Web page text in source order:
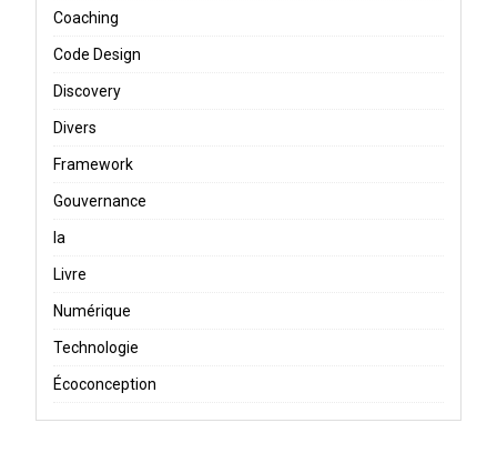
Coaching
Code Design
Discovery
Divers
Framework
Gouvernance
Ia
Livre
Numérique
Technologie
Écoconception